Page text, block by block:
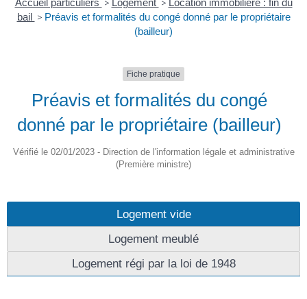
Accueil particuliers > Logement > Location immobilière : fin du
bail > Préavis et formalités du congé donné par le propriétaire
(bailleur)
Fiche pratique
Préavis et formalités du congé
donné par le propriétaire (bailleur)
Vérifié le 02/01/2023 - Direction de l'information légale et administrative
(Première ministre)
Logement vide
Logement meublé
Logement régi par la loi de 1948